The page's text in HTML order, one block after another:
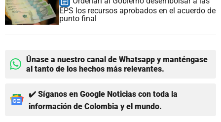
EPS los recursos aprobados en el acuerdo de
punto final
Únase a nuestro canal de Whatsapp y manténgase
al tanto de los hechos más relevantes.
✔️ Síganos en Google Noticias con toda la
información de Colombia y el mundo.